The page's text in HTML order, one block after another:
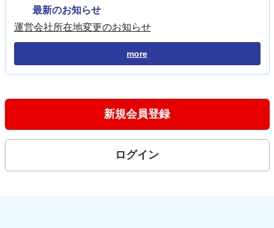
最新のお知らせ
運営会社所在地変更のお知らせ
more
新規会員登録
ログイン